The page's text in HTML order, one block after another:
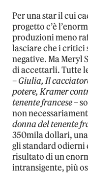
Per una star il cui
progetto c’è
produzioni meno
lasciare che i critici
negative. Ma Meryl
di accettarli. Tutte
–Giulia, Il
potere, Kramer
tenente francese–
non
donna del tenente
350mila dollari,
gli standard
risultato di un
intransigente, più